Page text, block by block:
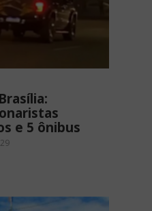
e 5 ônibus